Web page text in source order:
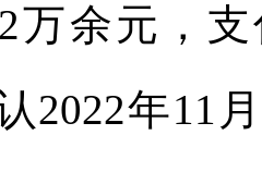
万余元，
2022年11